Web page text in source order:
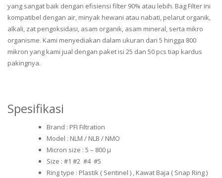
yang sangat baik dengan efisiensi filter 90% atau lebih. Bag Filter ini
kompatibel dengan air, minyak hewani atau nabati, pelarut organik,
alkali, zat pengoksidasi, asam organik, asam mineral, serta mikro
organisme. Kami menyediakan dalam ukuran dari 5 hingga 800
mikron yang kami jual dengan paket isi 25 dan 50 pcs tiap kardus
pakingnya.
Spesifikasi
Brand : PFI Filtration
Model : NLM / NLB / NMO
Micron size : 5 – 800 µ
Size : #1 #2 #4 #5
Ring type : Plastik ( Sentinel ) , Kawat Baja ( Snap Ring )